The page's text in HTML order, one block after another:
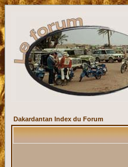
Dakardantan Index du Forum